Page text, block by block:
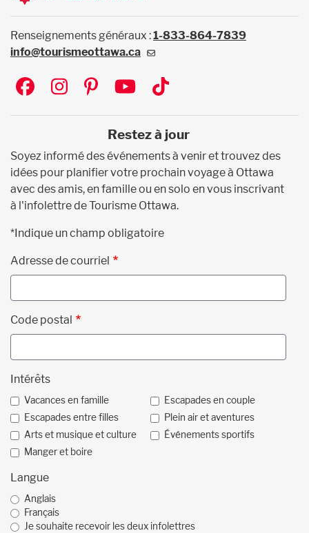
Renseignements généraux :1-833-864-7839
info@tourismeottawa.ca
Social
Restez à jour
Soyez informé des événements à venir et trouvez des
idées pour planifier votre prochain voyage à Ottawa
avec des amis, en famille ou en solo en vous inscrivant
à l'infolettre de Tourisme Ottawa.
*Indique un champ obligatoire
Adresse de courriel
Code postal
Intérêts
Vacances en famille
Escapades en couple
Escapades entre filles
Plein air et aventures
Arts et musique et culture
Événements sportifs
Manger et boire
Langue
Anglais
Français
Je souhaite recevoir les deux infolettres